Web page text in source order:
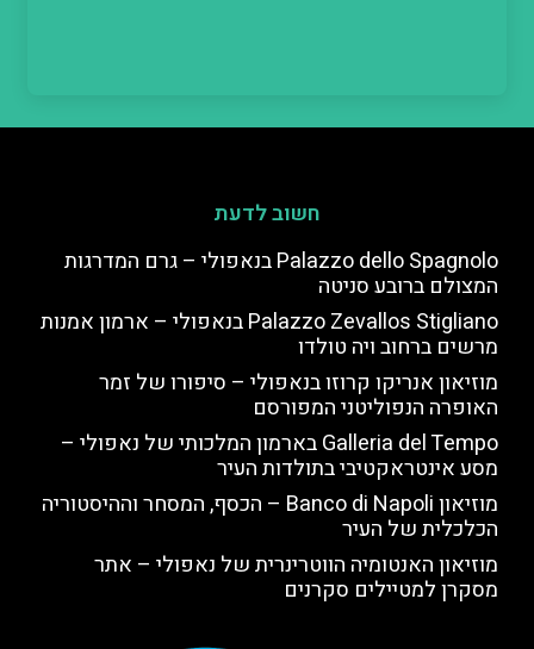
חשוב לדעת
Palazzo dello Spagnolo בנאפולי – גרם המדרגות
המצולם ברובע סניטה
Palazzo Zevallos Stigliano בנאפולי – ארמון אמנות
מרשים ברחוב ויה טולדו
מוזיאון אנריקו קרוזו בנאפולי – סיפורו של זמר
האופרה הנפוליטני המפורסם
Galleria del Tempo בארמון המלכותי של נאפולי –
מסע אינטראקטיבי בתולדות העיר
מוזיאון Banco di Napoli – הכסף, המסחר וההיסטוריה
הכלכלית של העיר
מוזיאון האנטומיה הווטרינרית של נאפולי – אתר
מסקרן למטיילים סקרנים